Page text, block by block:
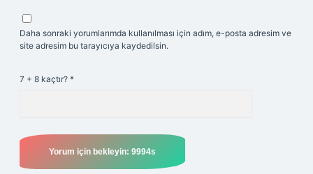
Daha sonraki yorumlarımda kullanılması için adım, e-posta adresim ve
site adresim bu tarayıcıya kaydedilsin.
7 + 8 kaçtır? *